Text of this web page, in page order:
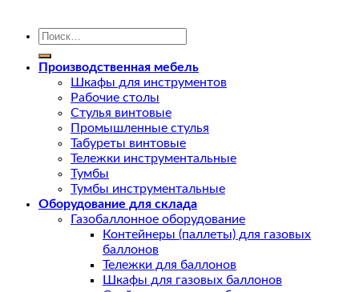
Искать:
Производственная мебель
Шкафы для инструментов
Рабочие столы
Стулья винтовые
Промышленные стулья
Табуреты винтовые
Тележки инструментальные
Тумбы
Тумбы инструментальные
Оборудование для склада
Газобаллонное оборудование
Контейнеры (паллеты) для газовых
баллонов
Тележки для баллонов
Шкафы для газовых баллонов